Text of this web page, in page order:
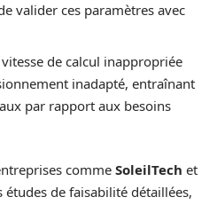
valider ces paramètres avec
de calcul inappropriée
inadapté, entraînant
par rapport aux besoins
comme SoleilTech et
études de faisabilité détaillées,